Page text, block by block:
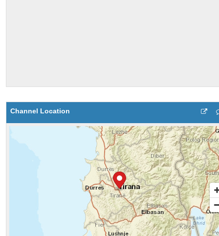
Channel Location